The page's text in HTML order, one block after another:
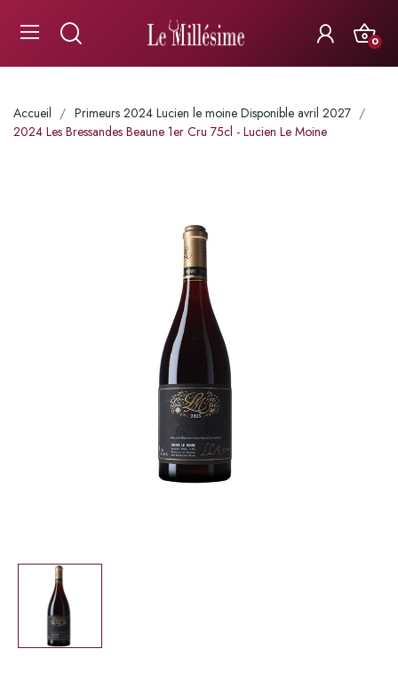
0
Accueil
Primeurs 2024 Lucien le moine Disponible avril 2027
2024 Les Bressandes Beaune 1er Cru 75cl - Lucien Le Moine